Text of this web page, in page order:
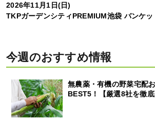
2026年11月1日(日)
TKPガーデンシティPREMIUM池袋 バンケ
今週のおすすめ情報
無農薬・有機の野菜宅配
BEST5！【厳選8社を徹底